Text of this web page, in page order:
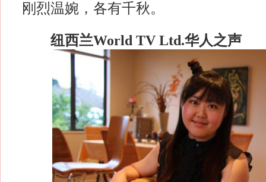
刚烈温婉，各有千秋。
纽西兰World TV Ltd.华人之声